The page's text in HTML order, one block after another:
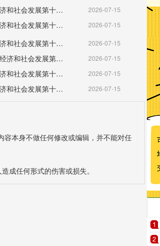
（辽宁省）大连市国民经济和社会发展第十五个五年规划纲要 2026-07-15
（天津市）河北区国民经济和社会发展第十五个五年规划纲要 2026-07-15
（北京市）密云区国民经济和社会发展第十五个五年规划纲要 2026-07-15
（北京市）门头沟区国民经济和社会发展第十五个五年规划纲要 2026-07-15
（北京市）房山区国民经济和社会发展第十五个五年规划纲要 2026-07-15
（北京市）东城区国民经济和社会发展第十五个五年规划纲要 2026-07-15
本身不做任何修改或编辑，并不能对任
成任何形式的伤害或损失。